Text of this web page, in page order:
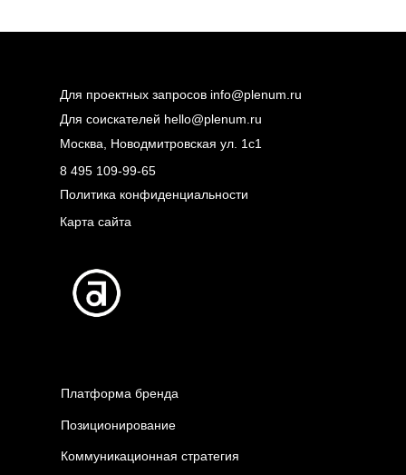
Москва, Новодмитровская ул. 1с1
8 495 109-99-65
Для проектных запросов info@plenum.ru
Политика конфиденциальности
Для соискателей hello@plenum.ru
Карта сайта
Платформа бренда
Коммуникационная стратегия
Позиционирование